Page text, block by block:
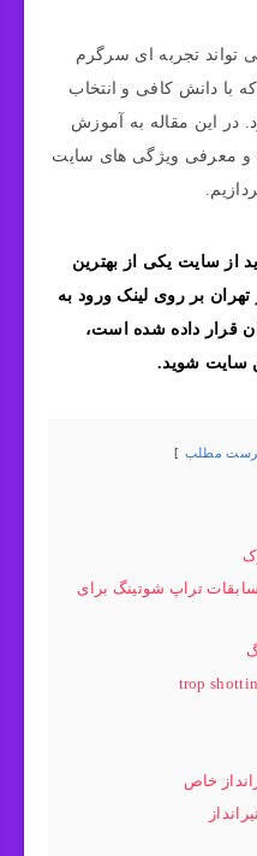
تجربه ای سرگرم
با دانش کافی و انتخاب
در این مقاله به آموزش
و معرفی ویژگی های سایت
از سایت یکی از بهترین
بر روی لینک ورود به
قرار داده شده است،
سایت شوید.
مطلب
تراپ شوتینگ برای
خاص